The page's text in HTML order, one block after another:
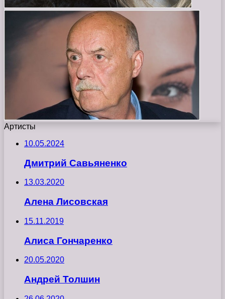
Артисты
10.05.2024
Дмитрий Савьяненко
13.03.2020
Алена Лисовская
15.11.2019
Алиса Гончаренко
20.05.2020
Андрей Толшин